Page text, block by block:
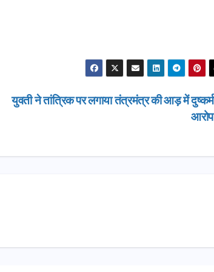
युवती ने तांत्रिक पर लगाया तंत्रमंत्र की आड़ में
आरोप
दिल्ली-